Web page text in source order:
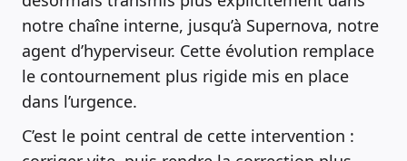
notre chaîne interne, jusqu’à Supernova, notre
agent d’hyperviseur. Cette évolution remplace
le contournement plus rigide mis en place
dans l’urgence.
C’est le point central de cette intervention :